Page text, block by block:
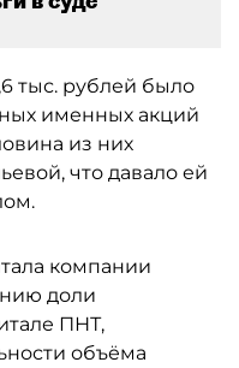
тыс. рублей было
именных акций
из них
что давало ей
компании
доли
ПНТ,
объёма